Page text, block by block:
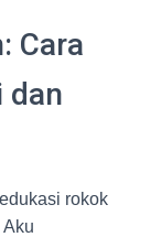
Cara
dan
rokok